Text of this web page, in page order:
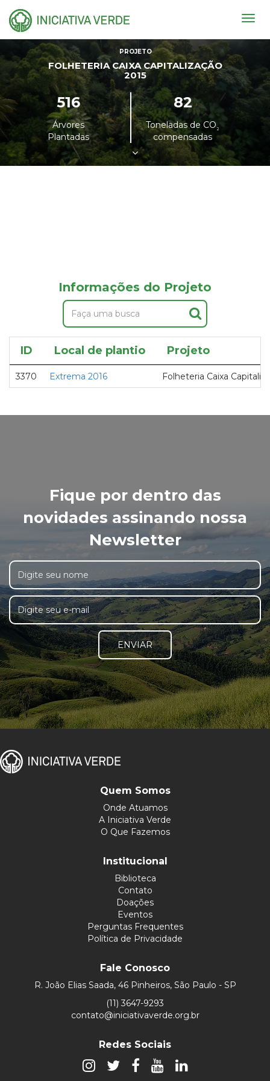
PROJETO
FOLHETERIA CAIXA CAPITALIZAÇÃO
2015
516
Árvores
Plantadas
82
Toneladas de CO²
compensadas
Informações do Projeto
ID Local de plantio Projeto
3370 Extrema 2016 Folheteria Caixa
Fique por dentro das
novidades assinando nossa
Newsletter
ENVIAR
Quem Somos
Onde Atuamos
A Iniciativa Verde
O Que Fazemos
Institucional
Biblioteca
Contato
Doações
Eventos
Perguntas Frequentes
Política de Privacidade
Fale Conosco
R. João Elias Saada, 46 Pinheiros, São Paulo - SP
(11) 3647-9293
contato@iniciativaverde.org.br
Redes Sociais